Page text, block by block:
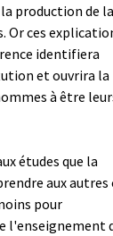
production de la
Or ces
identifiera
et ouvrira la
à être
études que la
aux autres
pour
l'enseignement